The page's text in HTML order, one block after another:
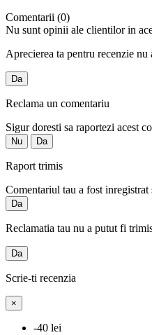
Comentarii (0)
Nu sunt opinii ale clientilor in
Aprecierea ta pentru recenzie
Da
Reclama un comentariu
Sigur doresti sa raportezi acest
Nu Da
Raport trimis
Comentariul tau a fost
Da
Reclamatia tau nu a putut fi
Da
Scrie-ti recenzia
×
-40 lei